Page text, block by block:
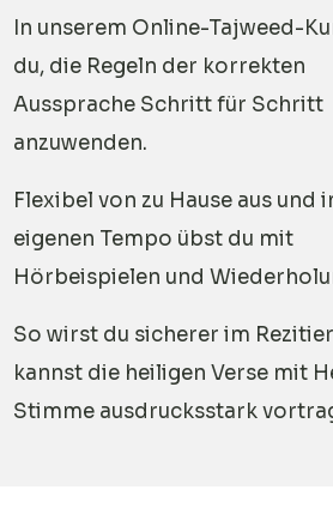
In unserem Online-Tajweed-
du, die Regeln der korrekten
Aussprache Schritt für Schritt
anzuwenden.
Flexibel von zu Hause aus und
eigenen Tempo übst du mit
Hörbeispielen und
So wirst du sicherer im
kannst die heiligen Verse mit
Stimme ausdrucksstark